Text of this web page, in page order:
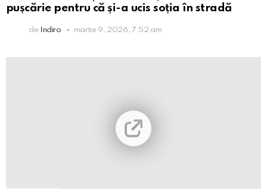
pușcărie pentru că și-a ucis soția în stradă
de Indiro martie 9, 2026, 7:52 am